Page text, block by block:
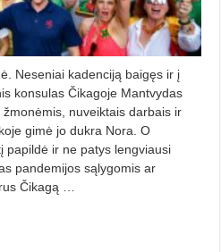
Neseniai kadenciją baigęs ir į
konsulas Čikagoje Mantvydas
nuveiktais darbais ir
gimė jo dukra Nora. O
papildė ir ne patys lengviausi
pandemijos sąlygomis ar
Čikagą …